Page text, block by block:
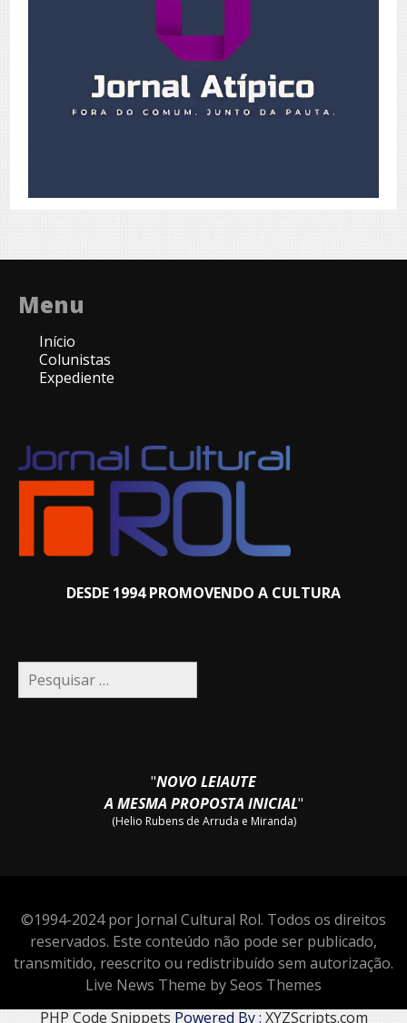
Menu
Início
Colunistas
Expediente
DESDE 1994 PROMOVENDO A CULTURA
Pesquisar
por:
"NOVO LEIAUTE
A MESMA PROPOSTA INICIAL"
(Helio Rubens de Arruda e Miranda)
©1994-2024 por Jornal Cultural Rol. Todos os direitos
reservados. Este conteúdo não pode ser publicado,
transmitido, reescrito ou redistribuído sem autorização.
Live News Theme by Seos Themes
PHP Code Snippets Powered By : XYZScripts.com